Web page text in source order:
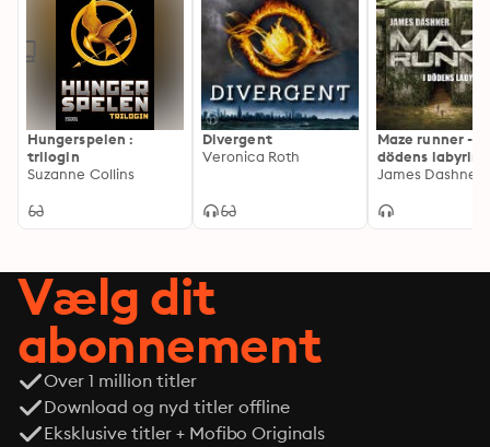
Hungerspelen :
trilogin
Suzanne Collins
Divergent
Veronica Roth
Maze runner - I
dödens labyrint
James Dashner
Vælg dit
abonnement
Over 1 million titler
Download og nyd titler offline
Eksklusive titler + Mofibo Originals